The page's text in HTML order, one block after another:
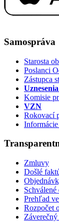
Samospráva
Starosta
Poslanci
Zástupca
Komisie
VZN
Rokovací
Zmluvy
Došlé
Prehľad
Rozpočet